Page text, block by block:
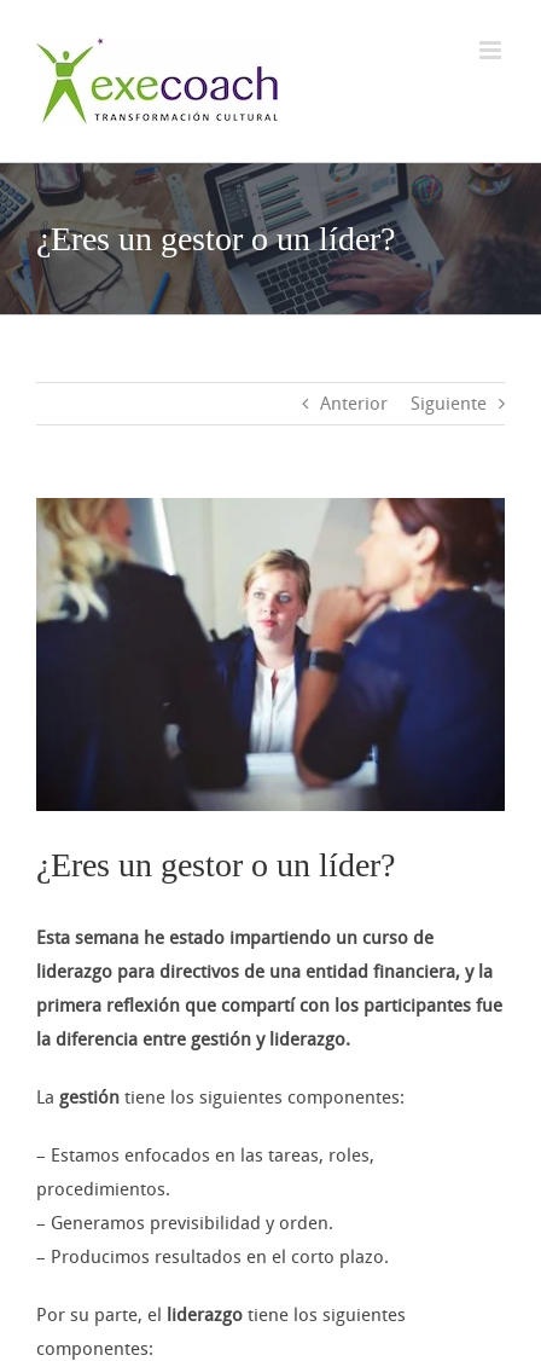
contenido
¿Eres un gestor o un líder?
Anterior Siguiente
Ver
imagen
más
grande
¿Eres un gestor o un líder?
Esta semana he estado impartiendo un curso de
liderazgo para directivos de una entidad financiera, y la
primera reflexión que compartí con los participantes fue
la diferencia entre gestión y liderazgo.
La gestión tiene los siguientes componentes:
– Estamos enfocados en las tareas, roles,
procedimientos.
– Generamos previsibilidad y orden.
– Producimos resultados en el corto plazo.
Por su parte, el liderazgo tiene los siguientes
componentes: